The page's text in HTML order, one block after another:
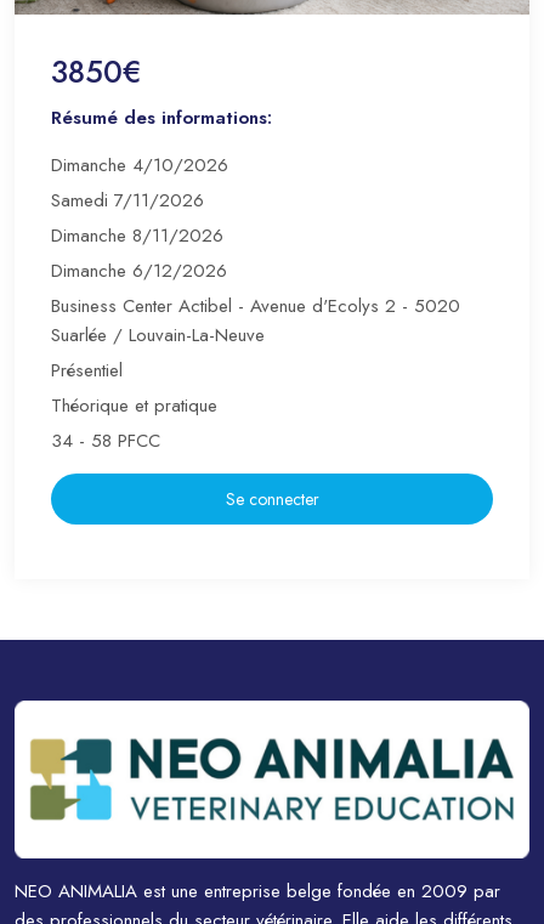
3850€
Résumé des informations:
Dimanche 4/10/2026
Samedi 7/11/2026
Dimanche 8/11/2026
Dimanche 6/12/2026
Business Center Actibel - Avenue d'Ecolys 2 - 5020
Suarlée / Louvain-La-Neuve
Présentiel
Théorique et pratique
34 - 58 PFCC
Se connecter
NEO ANIMALIA est une entreprise belge fondée en 2009 par